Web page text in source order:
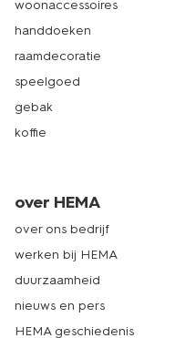
woonaccessoires
handdoeken
raamdecoratie
speelgoed
gebak
koffie
over HEMA
over ons bedrijf
werken bij HEMA
duurzaamheid
nieuws en pers
HEMA geschiedenis